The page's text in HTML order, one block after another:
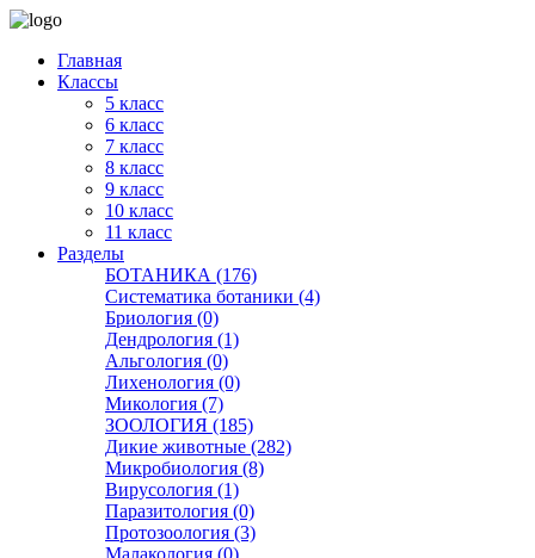
Главная
Классы
5 класс
6 класс
7 класс
8 класс
9 класс
10 класс
11 класс
Разделы
БОТАНИКА (176)
Систематика ботаники (4)
Бриология (0)
Дендрология (1)
Альгология (0)
Лихенология (0)
Микология (7)
ЗООЛОГИЯ (185)
Дикие животные (282)
Микробиология (8)
Вирусология (1)
Паразитология (0)
Протозоология (3)
Малакология (0)